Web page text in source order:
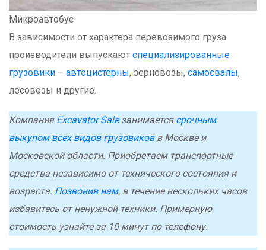
Микроавтобус
В зависимости от характера перевозимого груза
производители выпускают специализированные
грузовики – автоцистерны, зерновозы, самосвалы,
лесовозы и другие.
Компания Excavator Saleзанимается срочным
выкупом всех видов грузовиковв Москве и
Московской области. Приобретаем транспортные
средства независимо от технического состояния и
возраста. Позвонив нам, в течение нескольких часов
избавитесь от ненужной техники. Примерную
стоимость узнайте за 10 минут по телефону.